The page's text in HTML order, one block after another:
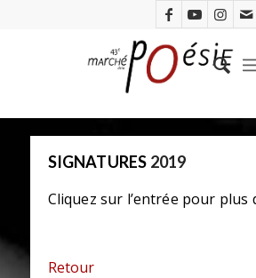
SIGNATURES 2019
Cliquez sur l’entrée pour plus
Retour